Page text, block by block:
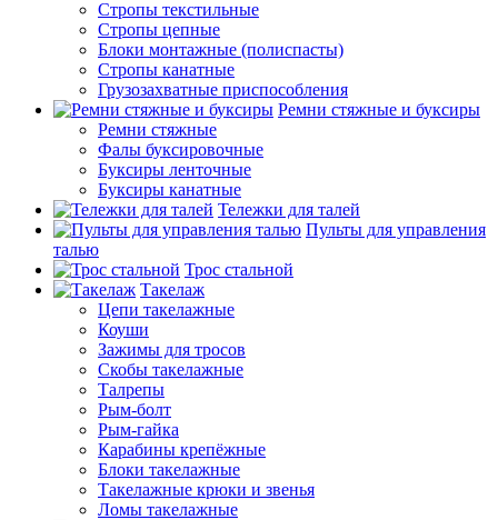
Стропы текстильные
Стропы цепные
Блоки монтажные (полиспасты)
Стропы канатные
Грузозахватные приспособления
Ремни стяжные и буксиры
Ремни стяжные
Фалы буксировочные
Буксиры ленточные
Буксиры канатные
Тележки для талей
Пульты для управления
талью
Трос стальной
Такелаж
Цепи такелажные
Коуши
Зажимы для тросов
Скобы такелажные
Талрепы
Рым-болт
Рым-гайка
Карабины крепёжные
Блоки такелажные
Такелажные крюки и звенья
Ломы такелажные